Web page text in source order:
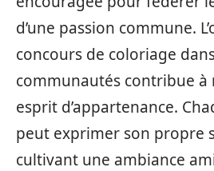
d’une passion commune.
concours de coloriage
communautés contribue
esprit d’appartenance.
peut exprimer son propre
cultivant une ambiance